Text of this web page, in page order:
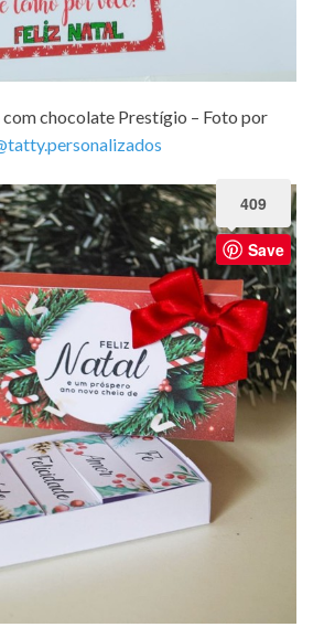
com chocolate Prestígio – Foto por
409
Save